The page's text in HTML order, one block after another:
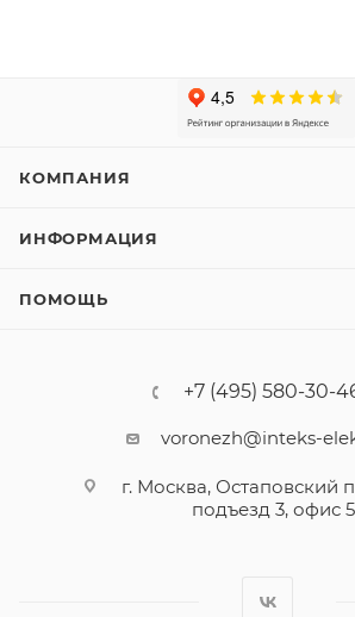
КОМПАНИЯ
ИНФОРМАЦИЯ
ПОМОЩЬ
+7 (495) 580-30-
voronezh@inteks-
г. Москва, Остаповский
подъезд 3, офис